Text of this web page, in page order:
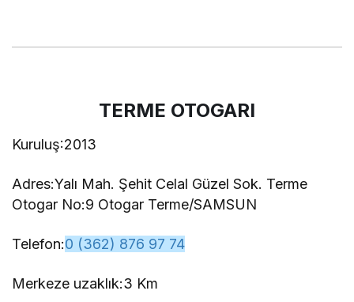
TERME OTOGARI
Kuruluş:2013
Adres:Yalı Mah. Şehit Celal Güzel Sok. Terme
Otogar No:9 Otogar Terme/SAMSUN
Telefon:0 (362) 876 97 74
Merkeze uzaklık:3 Km